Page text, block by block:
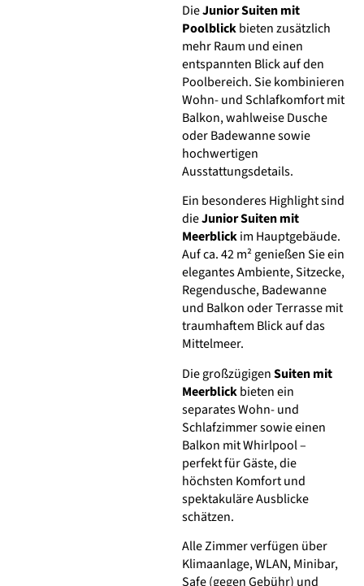
DieJunior Suiten mit
Poolblickbieten zusätzlich
mehr Raum und einen
entspannten Blick auf den
Poolbereich. Sie kombinieren
Wohn- und Schlafkomfort mit
Balkon, wahlweise Dusche
oder Badewanne sowie
hochwertigen
Ausstattungsdetails.
Ein besonderes Highlight sind
dieJunior Suiten mit
Meerblickim Hauptgebäude.
Auf ca. 42 m² genießen Sie ein
elegantes Ambiente, Sitzecke,
Regendusche, Badewanne
und Balkon oder Terrasse mit
traumhaftem Blick auf das
Mittelmeer.
Die großzügigenSuiten mit
Meerblickbieten ein
separates Wohn- und
Schlafzimmer sowie einen
Balkon mit Whirlpool –
perfekt für Gäste, die
höchsten Komfort und
spektakuläre Ausblicke
schätzen.
Alle Zimmer verfügen über
Klimaanlage, WLAN, Minibar,
Safe (gegen Gebühr) und